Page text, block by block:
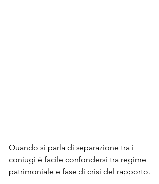
Quando si parla di separazione tra i
coniugi è facile confondersi tra regime
patrimoniale e fase di crisi del rapporto.